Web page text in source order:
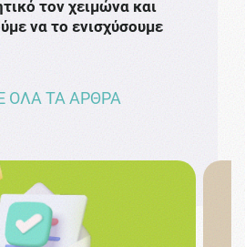
τον χειμώνα και
να το ενισχύσουμε
ΟΛΑ ΤΑ ΑΡΘΡΑ